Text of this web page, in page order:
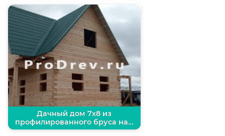
Дачный дом 7х8 из
профилированного бруса на…